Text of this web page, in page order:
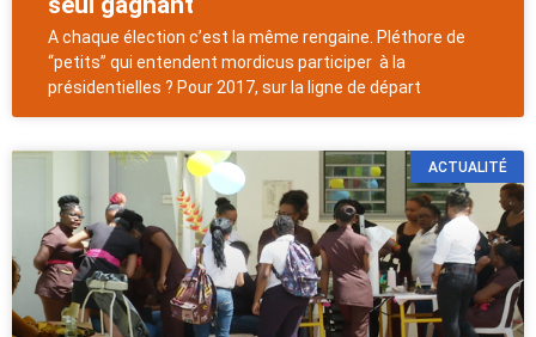
A chaque élection c’est la même rengaine. Pléthore de
“petits” qui entendent mordicus participer à la
présidentielles ? Pour 2017, sur la ligne de départ
ACTUALITÉ